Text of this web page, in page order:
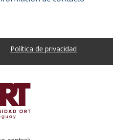
Política de privacidad